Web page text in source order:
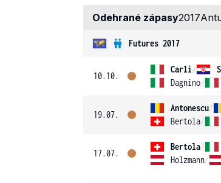
Odehrané zápasy2017
Futures 2017
10.10.
Carli/
Dagnino/
19.07.
Antonescu/
Bertola/
17.07.
Bertola/
Holzmann/